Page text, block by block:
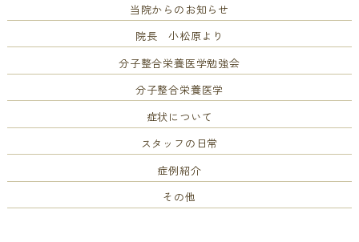
当院からのお知らせ
院長 小松原より
分子整合栄養医学勉強会
分子整合栄養医学
症状について
スタッフの日常
症例紹介
その他